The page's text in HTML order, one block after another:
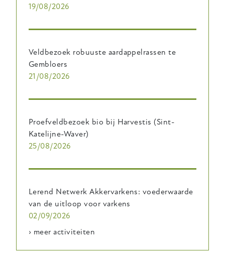
19/08/2026
Veldbezoek robuuste aardappelrassen te
Gembloers
21/08/2026
Proefveldbezoek bio bij Harvestis (Sint-
Katelijne-Waver)
25/08/2026
Lerend Netwerk Akkervarkens: voederwaarde
van de uitloop voor varkens
02/09/2026
› meer activiteiten